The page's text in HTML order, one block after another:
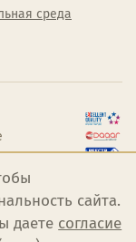
среда
сайта.
даете согласие